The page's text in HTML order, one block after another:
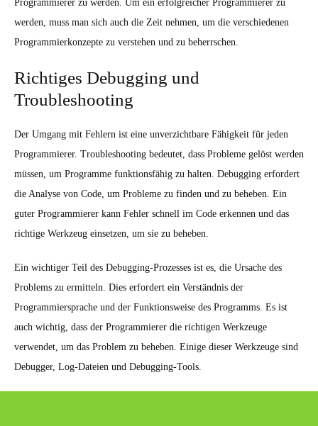
Programmierer zu werden. Um ein erfolgreicher Programmierer zu
werden, muss man sich auch die Zeit nehmen, um die verschiedenen
Programmierkonzepte zu verstehen und zu beherrschen.
Richtiges Debugging und
Troubleshooting
Der Umgang mit Fehlern ist eine unverzichtbare Fähigkeit für jeden
Programmierer. Troubleshooting bedeutet, dass Probleme gelöst werden
müssen, um Programme funktionsfähig zu halten. Debugging erfordert
die Analyse von Code, um Probleme zu finden und zu beheben. Ein
guter Programmierer kann Fehler schnell im Code erkennen und das
richtige Werkzeug einsetzen, um sie zu beheben.
Ein wichtiger Teil des Debugging-Prozesses ist es, die Ursache des
Problems zu ermitteln. Dies erfordert ein Verständnis der
Programmiersprache und der Funktionsweise des Programms. Es ist
auch wichtig, dass der Programmierer die richtigen Werkzeuge
verwendet, um das Problem zu beheben. Einige dieser Werkzeuge sind
Debugger, Log-Dateien und Debugging-Tools.